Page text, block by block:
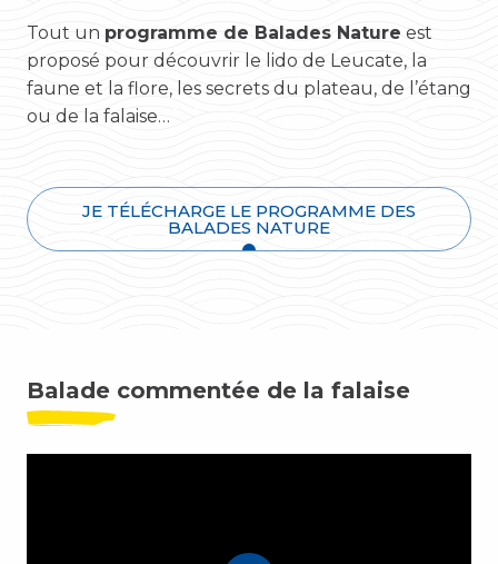
Tout un programme de Balades Nature est
proposé pour découvrir le lido de Leucate, la
faune et la flore, les secrets du plateau, de l’étang
ou de la falaise…
JE TÉLÉCHARGE LE PROGRAMME DES
BALADES NATURE
Balade commentée de la falaise